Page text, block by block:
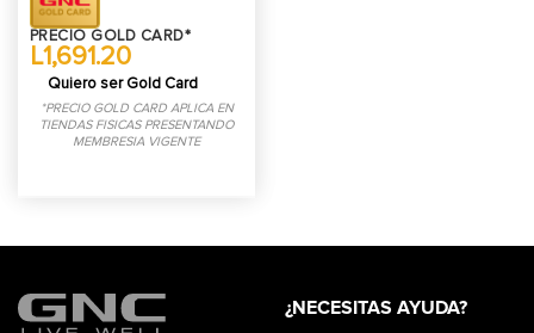
PRECIO GOLD CARD*
L1,691.20
Quiero ser Gold Card
*PRECIO GOLD CARD APLICA EN
TIENDAS FISICAS PRESENTANDO
MEMBRESIA VIGENTE
¿NECESITAS AYUDA?